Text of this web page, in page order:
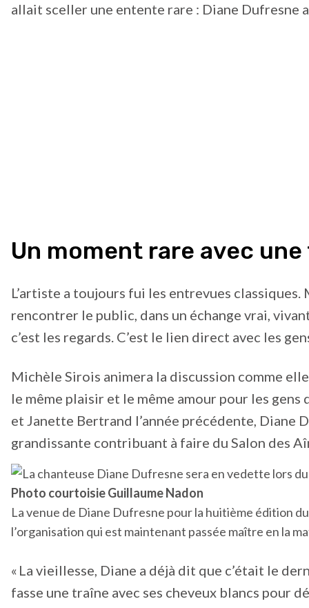
allait sceller une entente rare : Diane Dufresne
Un moment rare avec
L’artiste a toujours fui les entrevues
rencontrer le public, dans un échange vrai,
c’est les regards. C’est le lien direct avec les
Michèle Sirois animera la discussion comme
le même plaisir et le même amour pour les
et Janette Bertrand l’année précédente, Diane
grandissante contribuant à faire du Salon des
Photo courtoisie Guillaume Nadon
La venue de Diane Dufresne pour la huitième édition
l’organisation qui est maintenant passée maître en la
« La vieillesse, Diane a déjà dit que c’était le
fasse une traîne avec ses cheveux blancs